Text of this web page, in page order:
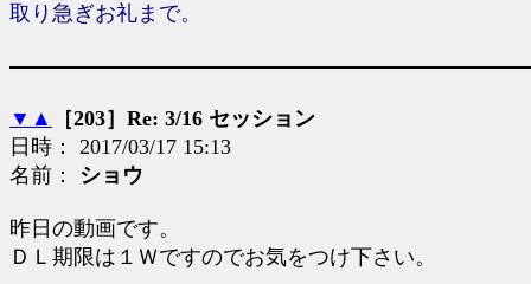
取り急ぎお礼まで。
▼ ▲
［203］Re: 3/16 セッション
日時： 2017/03/17 15:13
名前： ショウ
昨日の動画です。
ＤＬ期限は１Ｗですのでお気をつけ下さい。